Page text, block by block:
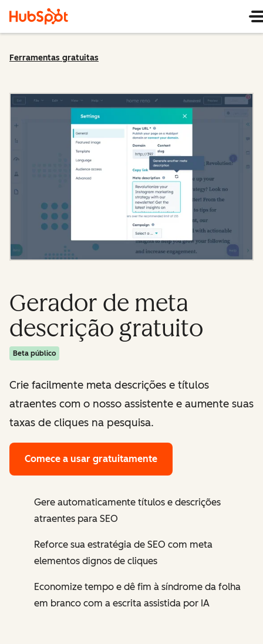
Ferramentas gratuitas
Gerador de meta
descrição gratuito
Beta público
Crie facilmente meta descrições e títulos
atraentes com o nosso assistente e aumente suas
taxas de cliques na pesquisa.
Comece a usar gratuitamente
Gere automaticamente títulos e descrições
atraentes para SEO
Reforce sua estratégia de SEO com meta
elementos dignos de cliques
Economize tempo e dê fim à síndrome da folha
em branco com a escrita assistida por IA